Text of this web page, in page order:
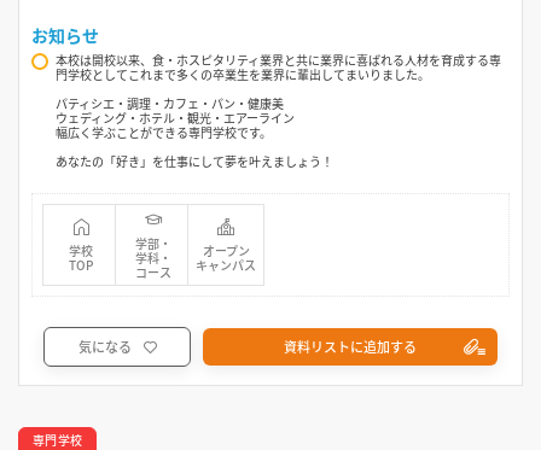
お知らせ
本校は開校以来、食・ホスピタリティ業界と共に業界に喜ばれる人材を育成する専
門学校としてこれまで多くの卒業生を業界に輩出してまいりました。
パティシエ・調理・カフェ・パン・健康美
ウェディング・ホテル・観光・エアーライン
幅広く学ぶことができる専門学校です。
あなたの「好き」を仕事にして夢を叶えましょう！
学校
TOP
学部・
学科・
コース
オープン
キャンパス
気になる 資料リストに追加する
専門学校